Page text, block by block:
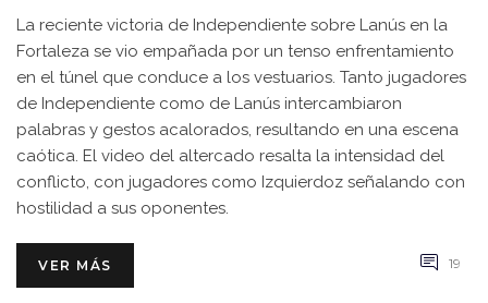
La reciente victoria de Independiente sobre Lanús en la
Fortaleza se vio empañada por un tenso enfrentamiento
en el túnel que conduce a los vestuarios. Tanto jugadores
de Independiente como de Lanús intercambiaron
palabras y gestos acalorados, resultando en una escena
caótica. El video del altercado resalta la intensidad del
conflicto, con jugadores como Izquierdoz señalando con
hostilidad a sus oponentes.
VER MÁS 19